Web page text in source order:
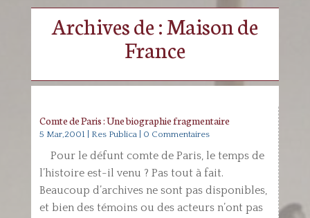
Archives de : Maison de
France
Comte de Paris : Une biographie fragmentaire
5 Mar,2001 Res Publica| 0 Commentaires
Pour le défunt comte de Paris, le temps de
l’histoire est-il venu ? Pas tout à fait.
Beaucoup d’archives ne sont pas disponibles,
et bien des témoins ou des acteurs n’ont pas